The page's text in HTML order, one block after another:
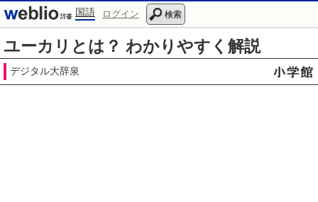
国語 ログイン 検索
ユーカリとは？ わかりやすく解説
デジタル大辞泉